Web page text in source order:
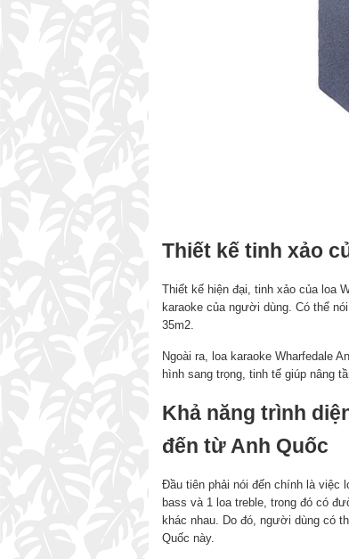
Thiết kế tinh xảo
Thiết kế hiện đại, tinh xảo của loa
karaoke của người dùng. Có thể
35m2.
Ngoài ra, loa karaoke Wharfedale
hình sang trọng, tinh tế giúp nâng
Khả năng trình
đến từ Anh Quốc
Đầu tiên phải nói đến chính là việc
bass và 1 loa treble, trong đó có
khác nhau. Do đó, người dùng có
Quốc này.